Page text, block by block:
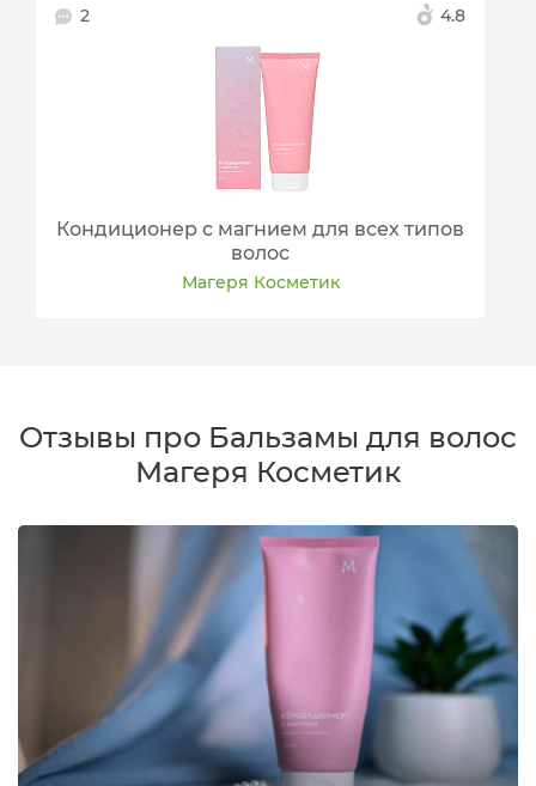
2 4.8
Кондиционер с магнием для всех типов
волос
Магеря Косметик
Отзывы про Бальзамы для волос
Магеря Косметик